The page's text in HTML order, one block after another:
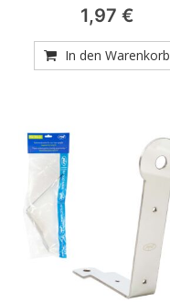
1,97 €
In den Warenkorb